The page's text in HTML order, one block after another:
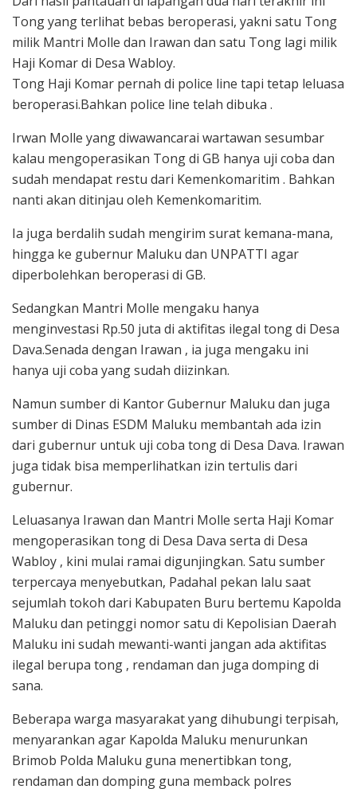
Tong yang terlihat bebas beroperasi, yakni satu Tong
milik Mantri Molle dan Irawan dan satu Tong lagi milik
Haji Komar di Desa Wabloy.
Tong Haji Komar pernah di police line tapi tetap leluasa
beroperasi.Bahkan police line telah dibuka .
Irwan Molle yang diwawancarai wartawan sesumbar
kalau mengoperasikan Tong di GB hanya uji coba dan
sudah mendapat restu dari Kemenkomaritim . Bahkan
nanti akan ditinjau oleh Kemenkomaritim.
Ia juga berdalih sudah mengirim surat kemana-mana,
hingga ke gubernur Maluku dan UNPATTI agar
diperbolehkan beroperasi di GB.
Sedangkan Mantri Molle mengaku hanya
menginvestasi Rp.50 juta di aktifitas ilegal tong di Desa
Dava.Senada dengan Irawan , ia juga mengaku ini
hanya uji coba yang sudah diizinkan.
Namun sumber di Kantor Gubernur Maluku dan juga
sumber di Dinas ESDM Maluku membantah ada izin
dari gubernur untuk uji coba tong di Desa Dava. Irawan
juga tidak bisa memperlihatkan izin tertulis dari
gubernur.
Leluasanya Irawan dan Mantri Molle serta Haji Komar
mengoperasikan tong di Desa Dava serta di Desa
Wabloy , kini mulai ramai digunjingkan. Satu sumber
terpercaya menyebutkan, Padahal pekan lalu saat
sejumlah tokoh dari Kabupaten Buru bertemu Kapolda
Maluku dan petinggi nomor satu di Kepolisian Daerah
Maluku ini sudah mewanti-wanti jangan ada aktifitas
ilegal berupa tong , rendaman dan juga domping di
sana.
Beberapa warga masyarakat yang dihubungi terpisah,
menyarankan agar Kapolda Maluku menurunkan
Brimob Polda Maluku guna menertibkan tong,
rendaman dan domping guna memback polres